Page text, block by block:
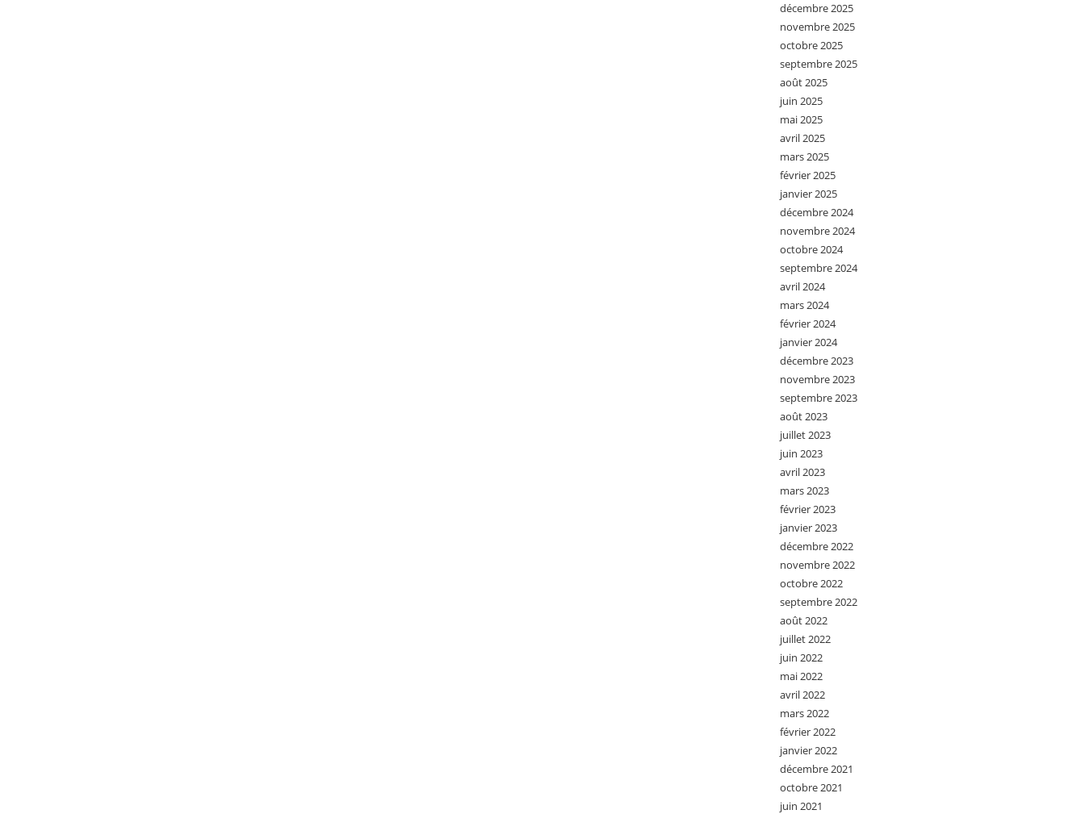
décembre 2025
novembre 2025
octobre 2025
septembre 2025
août 2025
juin 2025
mai 2025
avril 2025
mars 2025
février 2025
janvier 2025
décembre 2024
novembre 2024
octobre 2024
septembre 2024
avril 2024
mars 2024
février 2024
janvier 2024
décembre 2023
novembre 2023
septembre 2023
août 2023
juillet 2023
juin 2023
avril 2023
mars 2023
février 2023
janvier 2023
décembre 2022
novembre 2022
octobre 2022
septembre 2022
août 2022
juillet 2022
juin 2022
mai 2022
avril 2022
mars 2022
février 2022
janvier 2022
décembre 2021
octobre 2021
juin 2021